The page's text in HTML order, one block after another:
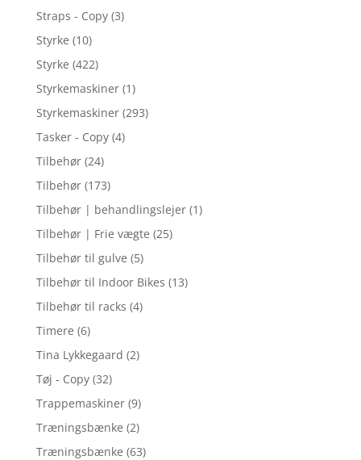
Straps - Copy (3)
Styrke (10)
Styrke (422)
Styrkemaskiner (1)
Styrkemaskiner (293)
Tasker - Copy (4)
Tilbehør (24)
Tilbehør (173)
Tilbehør | behandlingslejer (1)
Tilbehør | Frie vægte (25)
Tilbehør til gulve (5)
Tilbehør til Indoor Bikes (13)
Tilbehør til racks (4)
Timere (6)
Tina Lykkegaard (2)
Tøj - Copy (32)
Trappemaskiner (9)
Træningsbænke (2)
Træningsbænke (63)